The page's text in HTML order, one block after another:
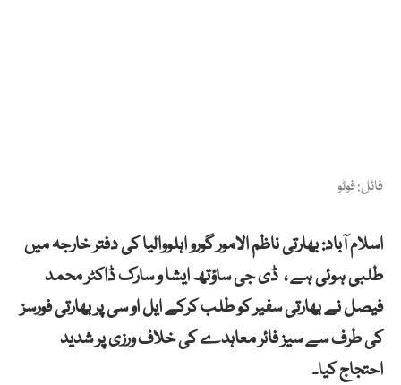
فائل: فوٹو
اسلام آباد: بھارتی ناظم الامور گورو اہلووالیا کی دفتر خارجہ میں
طلبی ہوئی ہے ، ڈی جی ساؤتھ ایشا و سارک ڈاکٹر محمد
فیصل نے بھارتی سفیر کو طلب کرکے ایل او سی پر بھارتی فورسز
کی طرف سے سیز فائر معاہدے کی خلاف ورزی پر شدید
احتجاج کیا۔